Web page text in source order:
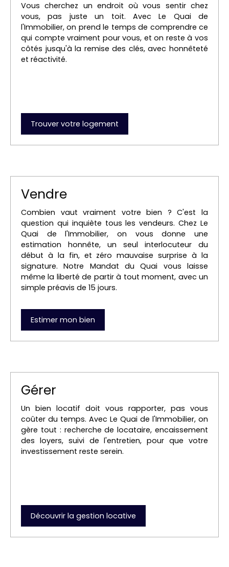
Vous cherchez un endroit où vous sentir chez
vous, pas juste un toit. Avec Le Quai de
l'Immobilier, on prend le temps de comprendre ce
qui compte vraiment pour vous, et on reste à vos
côtés jusqu'à la remise des clés, avec honnêteté
et réactivité.
Trouver votre logement
Vendre
Combien vaut vraiment votre bien ? C'est la
question qui inquiète tous les vendeurs. Chez Le
Quai de l'Immobilier, on vous donne une
estimation honnête, un seul interlocuteur du
début à la fin, et zéro mauvaise surprise à la
signature. Notre Mandat du Quai vous laisse
même la liberté de partir à tout moment, avec un
simple préavis de 15 jours.
Estimer mon bien
Gérer
Un bien locatif doit vous rapporter, pas vous
coûter du temps. Avec Le Quai de l'Immobilier, on
gère tout : recherche de locataire, encaissement
des loyers, suivi de l'entretien, pour que votre
investissement reste serein.
Découvrir la gestion locative